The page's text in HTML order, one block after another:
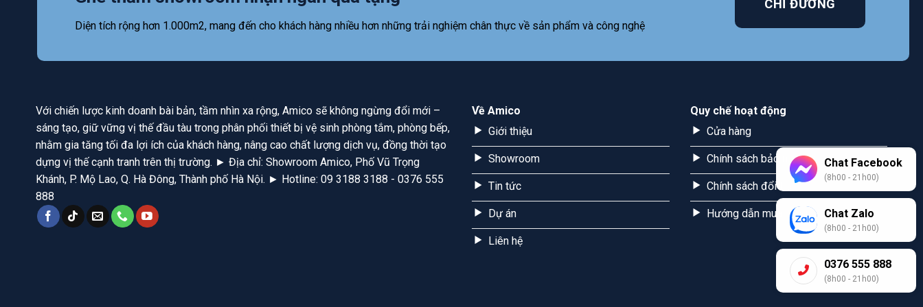
Diện tích rộng hơn 1.000m2, mang đến cho khách hàng nhiều hơn những trải nghiệm chân thực về sản phẩm và công nghệ
CHỈ ĐƯỜNG
Với chiến lược kinh doanh bài bản, tầm nhìn xa rộng, Amico sẽ không ngừng đổi mới –
sáng tạo, giữ vững vị thế đầu tàu trong phân phối thiết bị vệ sinh phòng tắm, phòng bếp,
nhằm gia tăng tối đa lợi ích của khách hàng, nâng cao chất lượng dịch vụ, đồng thời tạo
dựng vị thế cạnh tranh trên thị trường. ► Địa chỉ: Showroom Amico, Phố Vũ Trọng
Khánh, P. Mộ Lao, Q. Hà Đông, Thành phố Hà Nội. ► Hotline: 09 3188 3188 - 0376 555
888
Về Amico
Giới thiệu
Showroom
Tin tức
Dự án
Liên hệ
Quy chế hoạt động
Cửa hàng
Chính sách bảo mật
Chính sách đổi trả
Hướng dẫn mua hàng
Chat Facebook
(8h00 - 21h00)
Chat Zalo
(8h00 - 21h00)
0376 555 888
(8h00 - 21h00)